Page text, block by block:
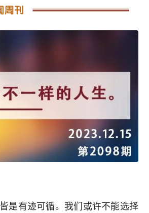
是有迹可循。我们或许不能选择